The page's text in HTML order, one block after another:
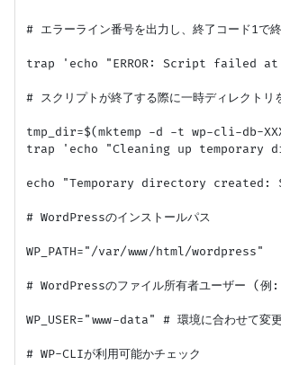
# エラーライン番号を出力し、終了コード1で
trap 'echo "ERROR: Script failed
# スクリプトが終了する際に一時ディレクトリ
tmp_dir=$(mktemp -d -t wp-cli-db-
trap 'echo "Cleaning up
echo "Temporary directory created:
# WordPressのインストールパス
WP_PATH="/var/www/html/wordpress"
# WordPressのファイル所有者ユーザー (
WP_USER="www-data" # 環境に合わせて変更
# WP-CLIが利用可能かチェック